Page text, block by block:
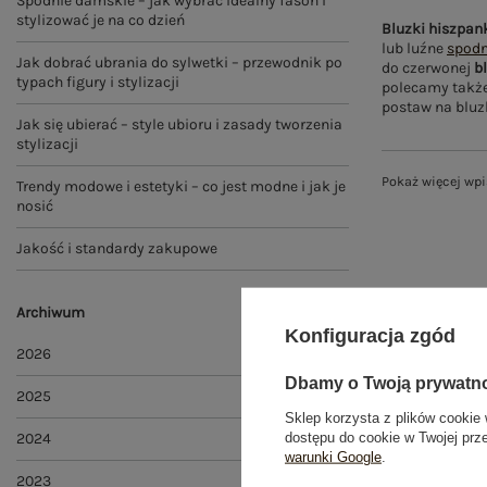
stylizować je na co dzień
Jak dobrać ubrania do sylwetki – przewodnik po
typach figury i stylizacji
Jak się ubierać – style ubioru i zasady tworzenia
stylizacji
Trendy modowe i estetyki – co jest modne i jak je
nosić
Jakość i standardy zakupowe
Archiwum
2026
2025
2024
2023
Bluzki
lub luźne
do czerwonej
polecamy
postaw na
Pokaż więcej
Konfiguracja zgód
Dbamy o Twoją
Sklep korzysta z plików cookie
dostępu do cookie w Twojej
warunki Google